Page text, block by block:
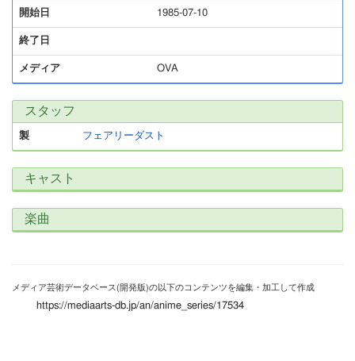
開始日 1985-07-10
終了日
メディア OVA
スタッフ
製 フェアリーダスト
キャスト
楽曲
メディア芸術データベース(開発版)の以下のコンテンツを編集・加工して作成
https://mediaarts-db.jp/an/anime_series/17534